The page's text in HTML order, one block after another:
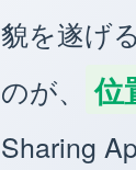
貌を遂げ
のが、
位
Sharing